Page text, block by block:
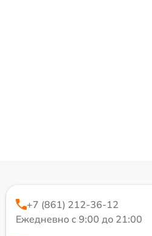
+7 (861) 212-36-12
Ежедневно с 9:00 до 21:00